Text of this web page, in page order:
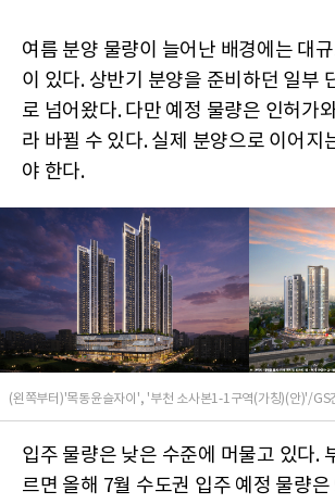
여름 분양 물량이 늘어난 배경에는 대
이 있다. 상반기 분양을 준비하던 일부
로 넘어왔다. 다만 예정 물량은 인허가
라 바뀔 수 있다. 실제 분양으로 이어지
야 한다.
(왼쪽부터)'목동윤슬자이', '부천 소사본1-1구역(가칭)(안)'/GS
입주 물량은 낮은 수준에 머물고 있다.
르면 올해 7월 수도권 입주 예정 물량